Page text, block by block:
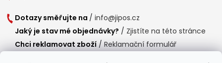
Dotazy směřujte na / info@jipos.cz
Jaký je stav mé objednávky? / Zjistíte na této stránce
Chci reklamovat zboží / Reklamační formulář